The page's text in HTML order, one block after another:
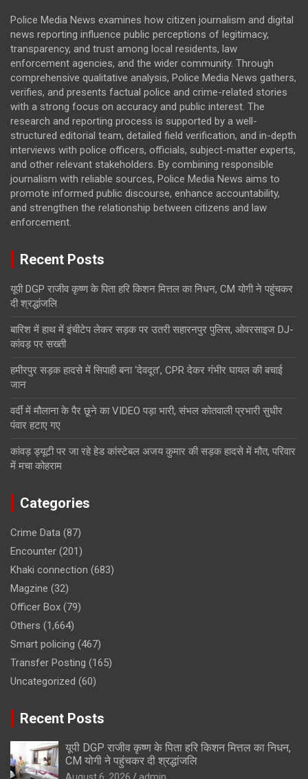
Police Media News examines how citizen journalism and digital
news reporting influence public perceptions of legitimacy,
transparency, and trust among local residents, law
enforcement agencies, and the wider community. Through
comprehensive qualitative analysis, Police Media News gathers,
verifies, and presents factual police and crime-related stories
with a strong focus on accuracy and public interest. The
research and reporting process is supported by a well-
structured editorial team, detailed field verification, and in-depth
interviews with police officers, officials, subject-matter experts,
and other relevant stakeholders. By combining responsible
journalism with reliable sources, Police Media News aims to
promote informed public discourse, enhance accountability,
and strengthen the relationship between citizens and law
enforcement.
Recent Posts
यूपी DGP राजीव कृष्ण के पिता हरि किशन मित्तल का निधन, CM योगी ने पहुंचकर
दी श्रद्धांजलि
बारिश में हाथ में इंचीटेप लेकर सड़क पर उतरी सहारनपुर पुलिस, ओवरसाइज DJ-
कांवड़ पर सख्ती
हमीरपुर सड़क हादसे में सिपाही बना ‘देवदूत’, CPR देकर गंभीर घायल की बचाई
जान
वर्दी में मौलाना के पैर छूने का VIDEO पड़ा भारी, संभल कोतवाली प्रभारी सुधीर
पंवार हटाए गए
कांवड़ ड्यूटी पर जा रहे हेड कांस्टेबल अजय कुमार की सड़क हादसे में मौत, परिवार
में मचा कोहराम
Categories
Crime Data (87)
Encounter (201)
Khaki connection (683)
Magzine (32)
Officer Box (79)
Others (1,664)
Smart policing (467)
Transfer Posting (165)
Uncategorized (60)
Recent Posts
यूपी DGP राजीव कृष्ण के पिता हरि किशन मित्तल का निधन,
CM योगी ने पहुंचकर दी श्रद्धांजलि